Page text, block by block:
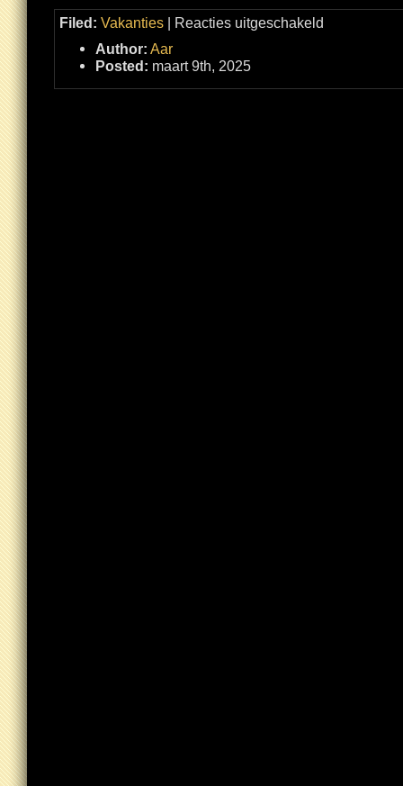
Filed: Vakanties | Reacties uitgeschakeld
Author: Aar
Posted: maart 9th, 2025